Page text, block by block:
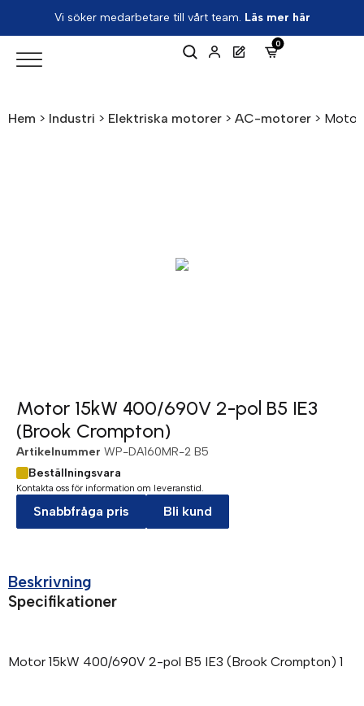
Vi söker medarbetare till vårt team. Läs mer här
0
Hem > Industri > Elektriska motorer > AC-motorer > Motor
Motor 15kW 400/690V 2-pol B5 IE3
(Brook Crompton)
Artikelnummer WP-DA160MR-2 B5
Beställningsvara
Kontakta oss för information om leveranstid.
Snabbfråga pris Bli kund
Beskrivning
Specifikationer
Motor 15kW 400/690V 2-pol B5 IE3 (Brook Crompton) 1